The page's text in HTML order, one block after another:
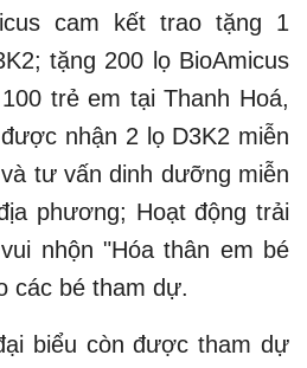
cam kết trao tặng 1
tặng 200 lọ BioAmicus
trẻ em tại Thanh Hoá,
nhận 2 lọ D3K2 miễn
tư vấn dinh dưỡng miễn
phương; Hoạt động trải
nhộn "Hóa thân em bé
các bé tham dự.
biểu còn được tham dự